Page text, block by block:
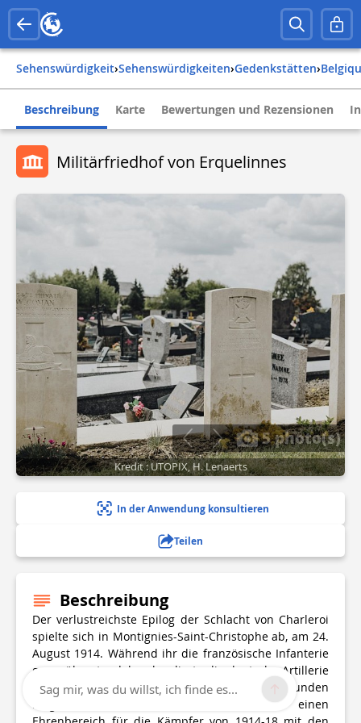
Sehenswürdigkeit› Sehenswürdigkeiten› Gedenkstätten›
Beschreibung Karte Bewertungen und Rezensionen
Militärfriedhof von Erquelinnes
5 photo(s)
Kredit : UTOPIX, H. Lenaerts
In der Anwendung konsultieren
Teilen
Beschreibung
Der verlustreichste Epilog der Schlacht von Charleroi
spielte sich in Montignies-Saint-Christophe ab, am 24.
August 1914. Während ihr die französische Infanterie
gegenüberstand, bombardierte die deutsche Artillerie
das Dorf und seine Umgebung mehr als 10 Stunden
lang. Der Friedhof umfasst deshalb einen
Sag mir, was du willst, ich finde es...